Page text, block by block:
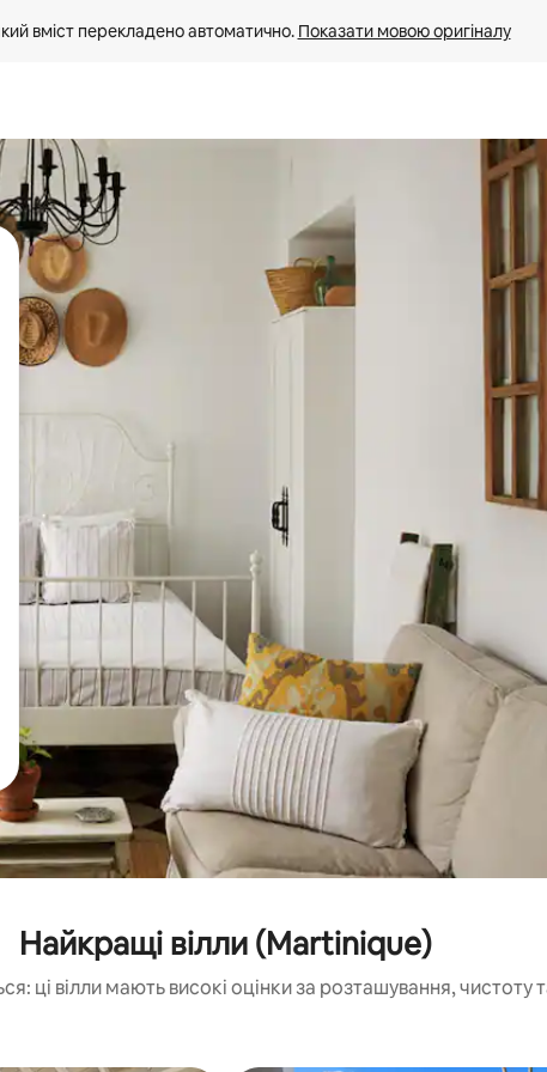
вміст перекладено автоматично. Показати мовою оригіналу
сторінкою клавіші зі стрілками вгору та вниз або жести
Найкращі вілли (Martinique)
ці вілли мають високі оцінки за розташування, чистоту